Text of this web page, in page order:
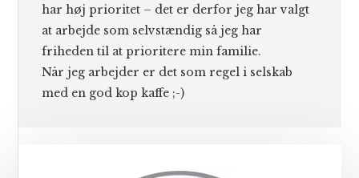
har høj prioritet – det er derfor jeg har valgt
at arbejde som selvstændig så jeg har
friheden til at prioritere min familie.
Når jeg arbejder er det som regel i selskab
med en god kop kaffe ;-)